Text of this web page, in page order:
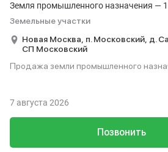
Земля промышленного назначения —
Земельные участки
Новая Москва, п. Московский, д.
СП Московский
Продажа земли промышленного
Позвонить
7 августа 2026